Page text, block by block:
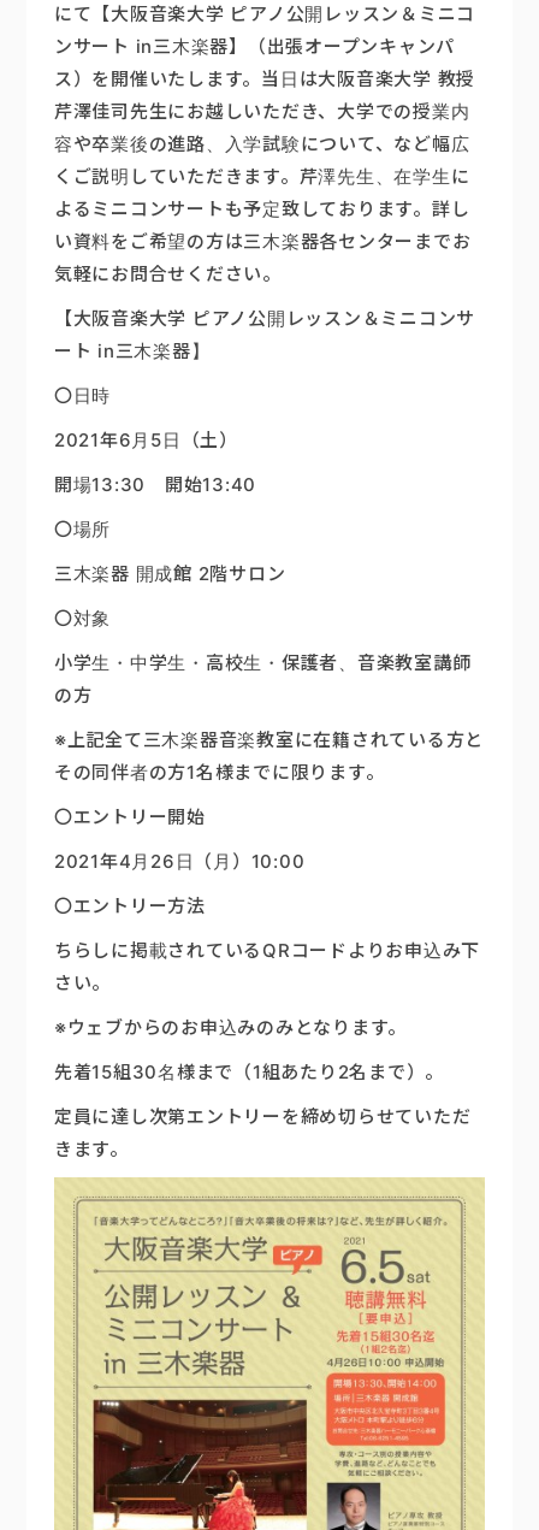
にて【大阪音楽大学 ピアノ公開レッスン＆ミニコ
ンサート in三木楽器】（出張オープンキャンパ
ス）を開催いたします。当日は大阪音楽大学 教授
芹澤佳司先生にお越しいただき、大学での授業内
容や卒業後の進路、入学試験について、など幅広
くご説明していただきます。芹澤先生、在学生に
よるミニコンサートも予定致しております。詳し
い資料をご希望の方は三木楽器各センターまでお
気軽にお問合せください。
【大阪音楽大学 ピアノ公開レッスン＆ミニコンサ
ート in三木楽器】
〇日時
2021年6月5日（土）
開場13:30 開始13:40
〇場所
三木楽器 開成館 2階サロン
〇対象
小学生・中学生・高校生・保護者、音楽教室講師
の方
※上記全て三木楽器音楽教室に在籍されている方と
その同伴者の方1名様までに限ります。
〇エントリー開始
2021年4月26日（月）10:00
〇エントリー方法
ちらしに掲載されているQRコードよりお申込み下
さい。
※ウェブからのお申込みのみとなります。
先着15組30名様まで（1組あたり2名まで）。
定員に達し次第エントリーを締め切らせていただ
きます。